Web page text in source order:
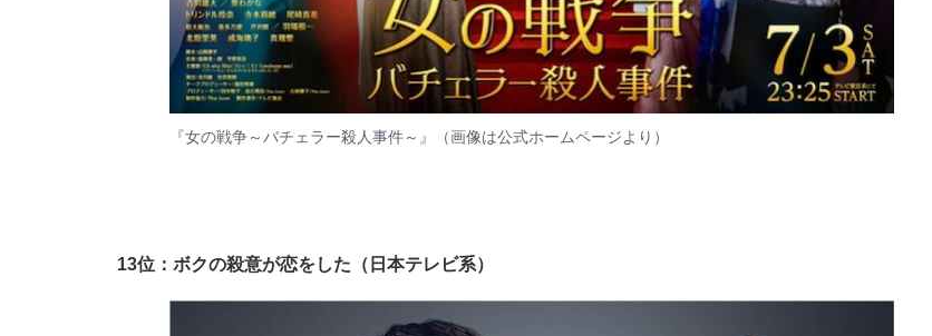
『女の戦争～バチェラー殺人事件～』（画像は公式ホームページより）
13位：ボクの殺意が恋をした（日本テレビ系）